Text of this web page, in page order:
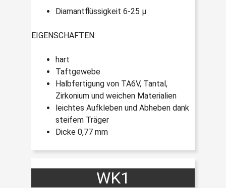
Diamantflüssigkeit 6-25 µ
EIGENSCHAFTEN:
hart
Taftgewebe
Halbfertigung von TA6V, Tantal,
Zirkonium und weichen Materialien
leichtes Aufkleben und Abheben dank
steifem Träger
Dicke 0,77 mm
WK1